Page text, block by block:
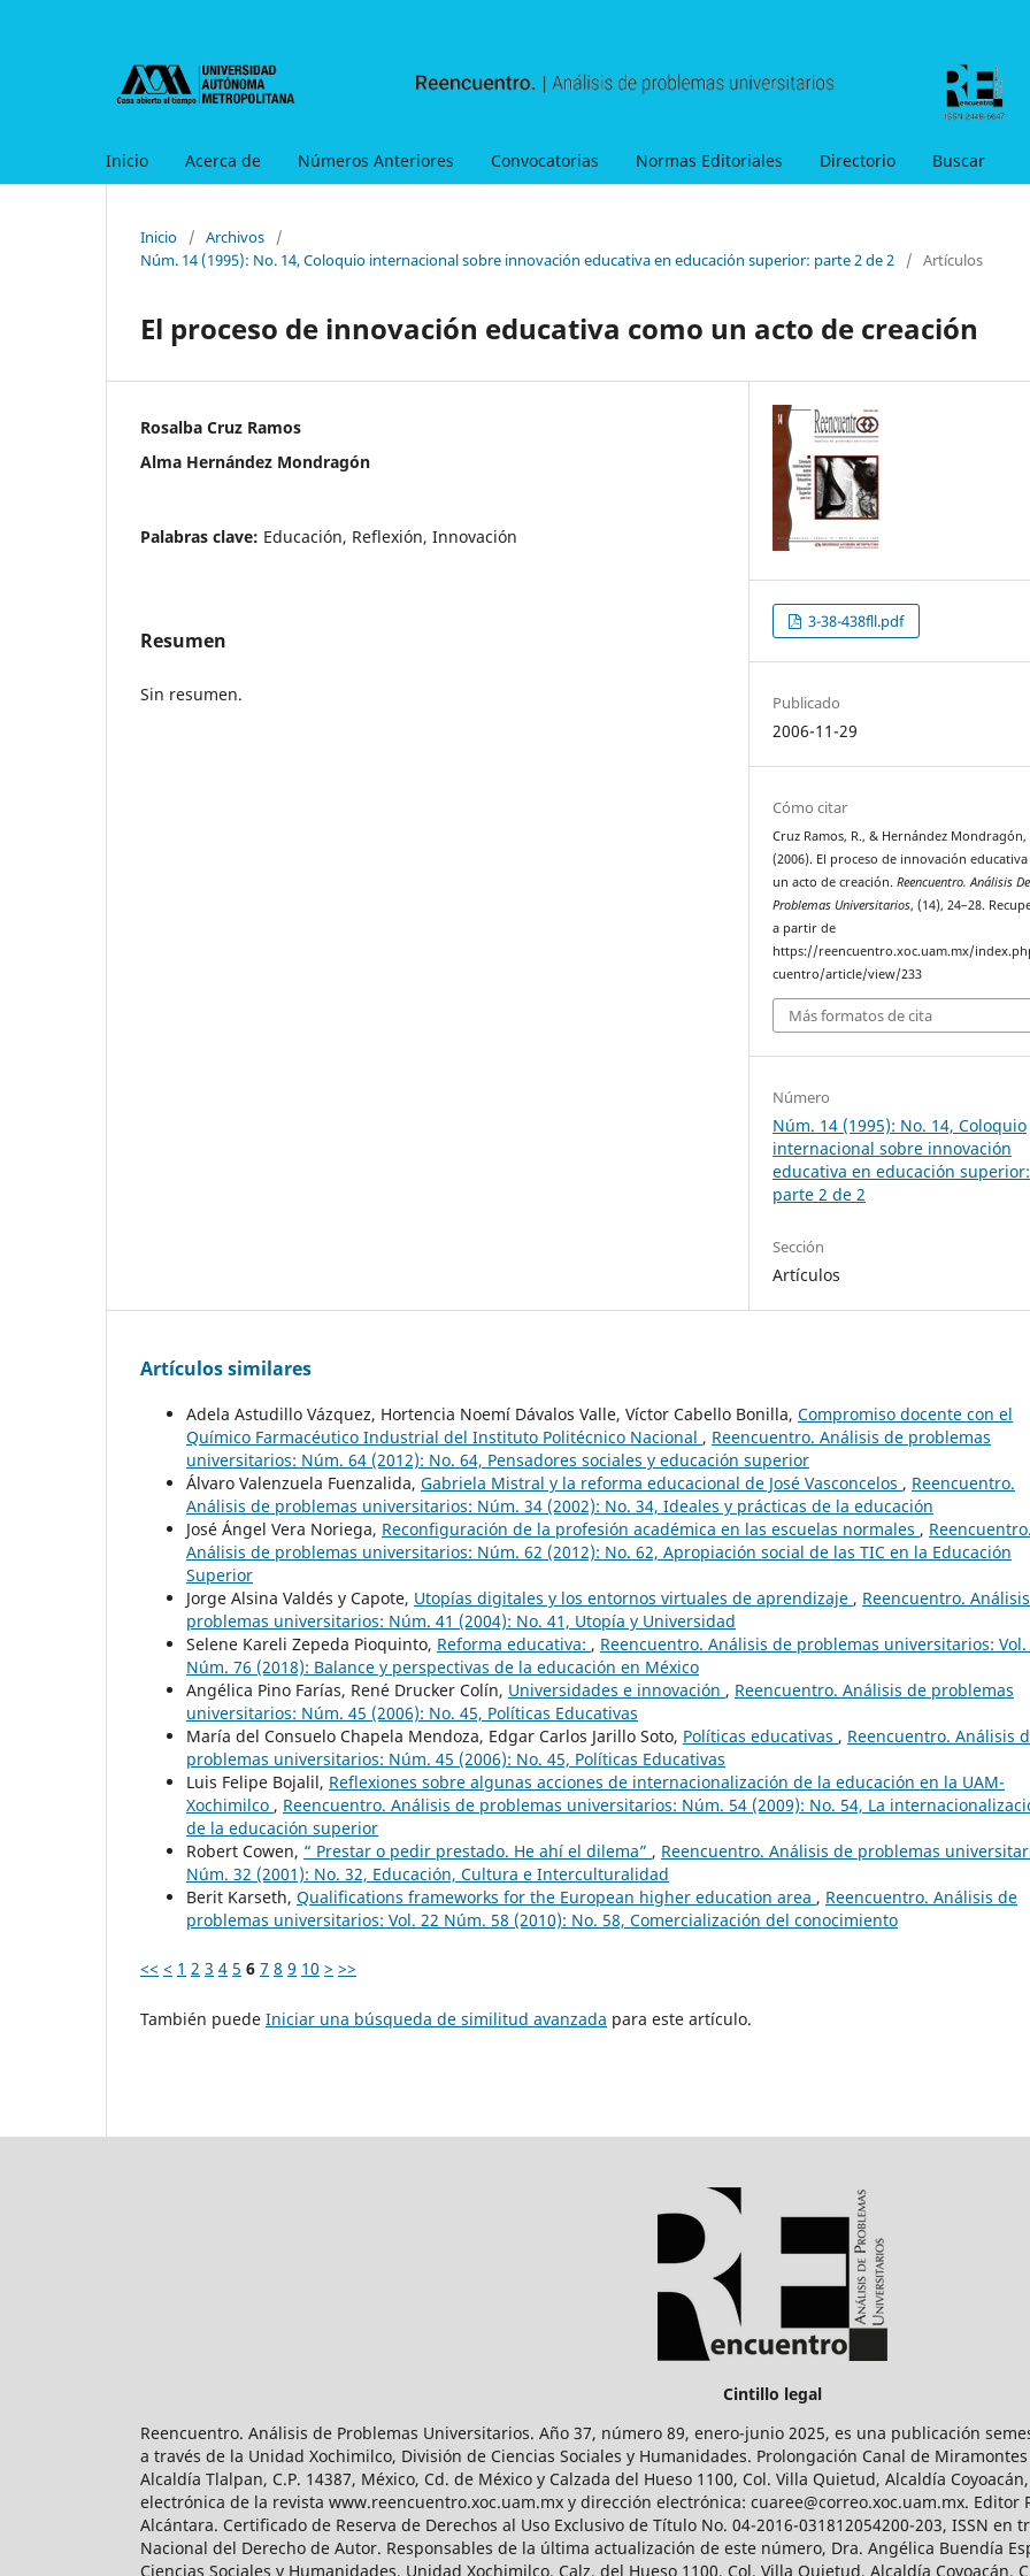
Inicio Acerca de Números Anteriores Convocatorias Normas Editoriales Directorio Buscar
Inicio / Archivos
/
Núm. 14 (1995): No. 14, Coloquio internacional sobre innovación educativa en educación superior: parte 2 de 2
/ Artículos
El proceso de innovación educativa como un acto de creación
Rosalba Cruz Ramos
Alma Hernández Mondragón
Palabras clave: Educación, Reflexión, Innovación
Resumen
Sin resumen.
3-38-438fll.pdf
Publicado
2006-11-29
Cómo citar
Cruz Ramos, R., & Hernández Mondragón,
(2006). El proceso de innovación
un acto de creación.Reencuentro. Análisis De
Problemas Universitarios, (14), 24–28.
a partir de
https://reencuentro.xoc.uam.mx/
cuentro/article/view/233
Más formatos de cita
Número
Núm. 14 (1995): No. 14, Coloquio
internacional sobre innovación
educativa en educación superior:
parte 2 de 2
Sección
Artículos
Artículos similares
Adela Astudillo Vázquez, Hortencia Noemí Dávalos Valle, Víctor Cabello Bonilla, Compromiso docente con el
Químico Farmacéutico Industrial del Instituto Politécnico Nacional , Reencuentro. Análisis de problemas
universitarios: Núm. 64 (2012): No. 64, Pensadores sociales y educación superior
Álvaro Valenzuela Fuenzalida, Gabriela Mistral y la reforma educacional de José Vasconcelos , Reencuentro.
Análisis de problemas universitarios: Núm. 34 (2002): No. 34, Ideales y prácticas de la educación
José Ángel Vera Noriega, Reconfiguración de la profesión académica en las escuelas normales , Reencuentro.
Análisis de problemas universitarios: Núm. 62 (2012): No. 62, Apropiación social de las TIC en la Educación
Superior
Jorge Alsina Valdés y Capote, Utopías digitales y los entornos virtuales de aprendizaje , Reencuentro.
problemas universitarios: Núm. 41 (2004): No. 41, Utopía y Universidad
Selene Kareli Zepeda Pioquinto, Reforma educativa: , Reencuentro. Análisis de problemas universitarios: Vol.
Núm. 76 (2018): Balance y perspectivas de la educación en México
Angélica Pino Farías, René Drucker Colín, Universidades e innovación , Reencuentro. Análisis de problemas
universitarios: Núm. 45 (2006): No. 45, Políticas Educativas
María del Consuelo Chapela Mendoza, Edgar Carlos Jarillo Soto, Políticas educativas , Reencuentro. Análisis
problemas universitarios: Núm. 45 (2006): No. 45, Políticas Educativas
Luis Felipe Bojalil, Reflexiones sobre algunas acciones de internacionalización de la educación en la UAM-
Xochimilco , Reencuentro. Análisis de problemas universitarios: Núm. 54 (2009): No. 54, La
de la educación superior
Robert Cowen, “ Prestar o pedir prestado. He ahí el dilema” , Reencuentro. Análisis de problemas
Núm. 32 (2001): No. 32, Educación, Cultura e Interculturalidad
Berit Karseth, Qualifications frameworks for the European higher education area , Reencuentro. Análisis de
problemas universitarios: Vol. 22 Núm. 58 (2010): No. 58, Comercialización del conocimiento
<< < 1 2 3 4 5 6 7 8 9 10 > >>
También puede Iniciar una búsqueda de similitud avanzada para este artículo.
Cintillo legal
Reencuentro. Análisis de Problemas Universitarios. Año 37, número 89, enero-junio 2025, es una publicación
a través de la Unidad Xochimilco, División de Ciencias Sociales y Humanidades. Prolongación Canal de Miramontes
Alcaldía Tlalpan, C.P. 14387, México, Cd. de México y Calzada del Hueso 1100, Col. Villa Quietud, Alcaldía
electrónica de la revista www.reencuentro.xoc.uam.mx y dirección electrónica: cuaree@correo.xoc.uam.mx. Editor
Alcántara. Certificado de Reserva de Derechos al Uso Exclusivo de Título No. 04-2016-031812054200-203, ISSN
Nacional del Derecho de Autor. Responsables de la última actualización de este número, Dra. Angélica Buendía
Ciencias Sociales y Humanidades, Unidad Xochimilco, Calz. del Hueso 1100, Col. Villa Quietud, Alcaldía Coyoacán,